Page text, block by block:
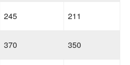
245
211
370 350